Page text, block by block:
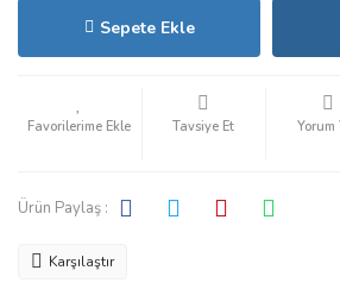
Sepete Ekle
Tavsiye Et Yorum
Ürün Paylaş :
Karşılaştır